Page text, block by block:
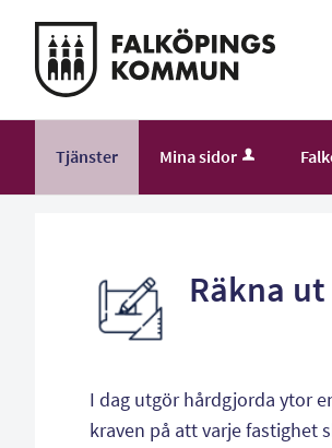
självservice
kommunTjänster Mina sidor
Räkna
I dag utgör hårdgjorda ytor
kraven på att varje fastighet